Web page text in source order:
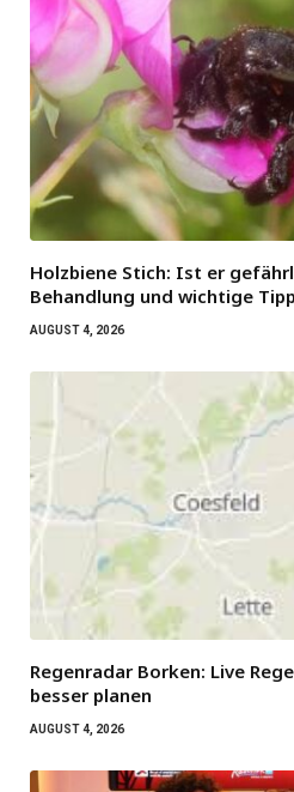
Holzbiene Stich: Ist er
Behandlung und wichtige
AUGUST 4, 2026
Regenradar Borken: Live
besser planen
AUGUST 4, 2026